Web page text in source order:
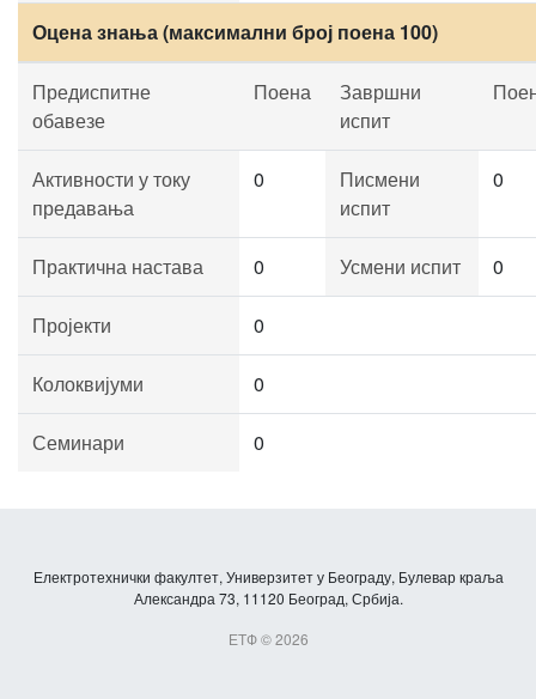
Оцена знања (максимални број поена 100)
Предиспитне
обавезе
Поена
Завршни
испит
Активности у току
предавања
0
Писмени
испит
0
Практична настава 0 Усмени испит 0
Пројекти 0
Колоквијуми 0
Семинари 0
Електротехнички факултет, Универзитет у Београду, Булевар краља
Александра 73, 11120 Београд, Србија.
ЕТФ © 2026